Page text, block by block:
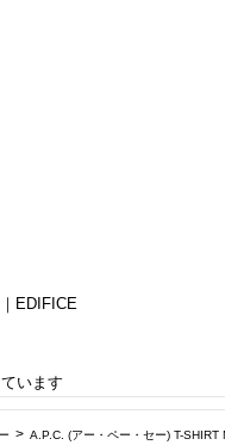
EDIFICE
います
A.P.C. (アー・ペー・セー) T-